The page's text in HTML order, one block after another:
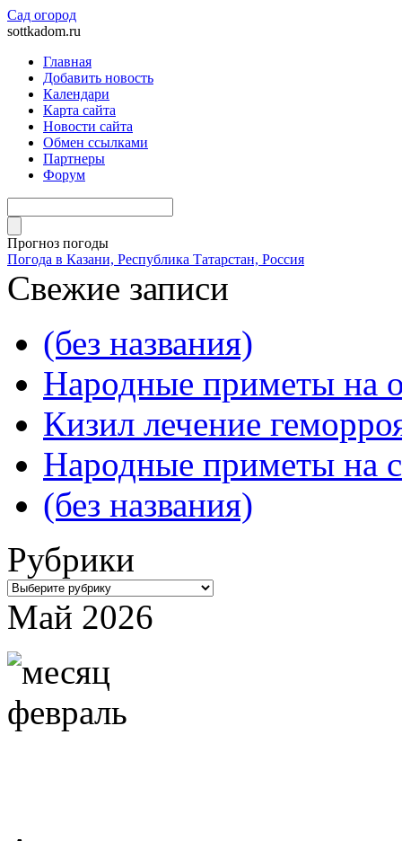
Сад огород
sottkadom.ru
Главная
Добавить новость
Календари
Карта сайта
Новости сайта
Обмен ссылками
Партнеры
Форум
Прогноз погоды
Погода в Казани, Республика Татарстан, Россия
Свежие записи
(без названия)
Народные приметы на
Кизил лечение
Народные приметы на
(без названия)
Рубрики
Рубрики
Май 2026